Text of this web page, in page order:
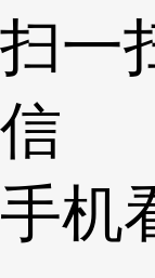
扫一
信
手机